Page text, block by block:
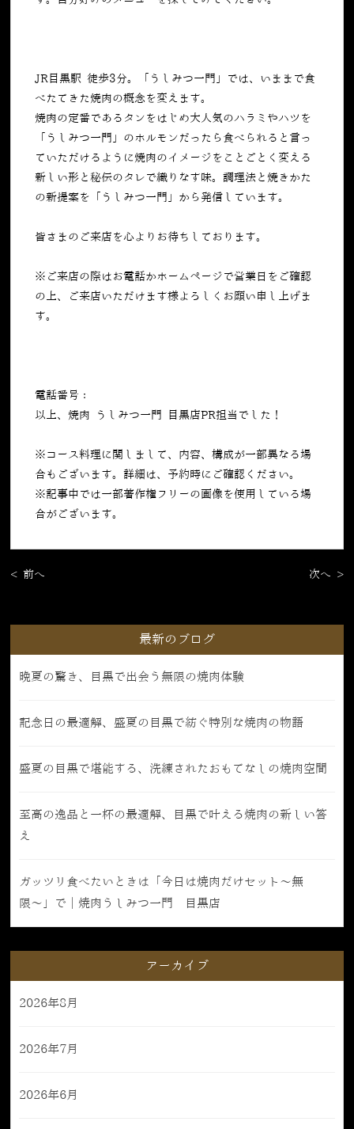
JR目黒駅 徒歩3分。「うしみつ一門」では、いままで食
べたてきた焼肉の概念を変えます。
焼肉の定番であるタンをはじめ大人気のハラミやハツを
「うしみつ一門」のホルモンだったら食べられると言っ
ていただけるように焼肉のイメージをことごとく変える
新しい形と秘伝のタレで織りなす味。調理法と焼きかた
の新提案を「うしみつ一門」から発信しています。
皆さまのご来店を心よりお待ちしております。
※ご来店の際はお電話かホームページで営業日をご確認
の上、ご来店いただけます様よろしくお願い申し上げま
す。
電話番号：
以上、焼肉 うしみつ一門 目黒店PR担当でした！
※コース料理に関しまして、内容、構成が一部異なる場
合もございます。詳細は、予約時にご確認ください。
※記事中では一部著作権フリーの画像を使用している場
合がございます。
< 前へ 次へ >
最新のブログ
晩夏の驚き、目黒で出会う無限の焼肉体験
記念日の最適解、盛夏の目黒で紡ぐ特別な焼肉の物語
盛夏の目黒で堪能する、洗練されたおもてなしの焼肉空間
至高の逸品と一杯の最適解、目黒で叶える焼肉の新しい答
え
ガッツリ食べたいときは「今日は焼肉だけセット〜無
限〜」で｜焼肉うしみつ一門 目黒店
アーカイブ
2026年8月
2026年7月
2026年6月